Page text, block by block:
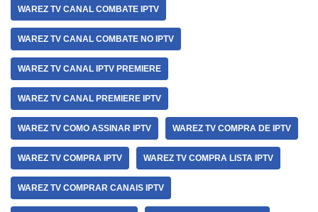
WAREZ TV CANAL COMBATE IPTV
WAREZ TV CANAL COMBATE NO IPTV
WAREZ TV CANAL IPTV PREMIERE
WAREZ TV CANAL PREMIERE IPTV
WAREZ TV COMO ASSINAR IPTV WAREZ TV COMPRA DE IPTV
WAREZ TV COMPRA IPTV WAREZ TV COMPRA LISTA IPTV
WAREZ TV COMPRAR CANAIS IPTV